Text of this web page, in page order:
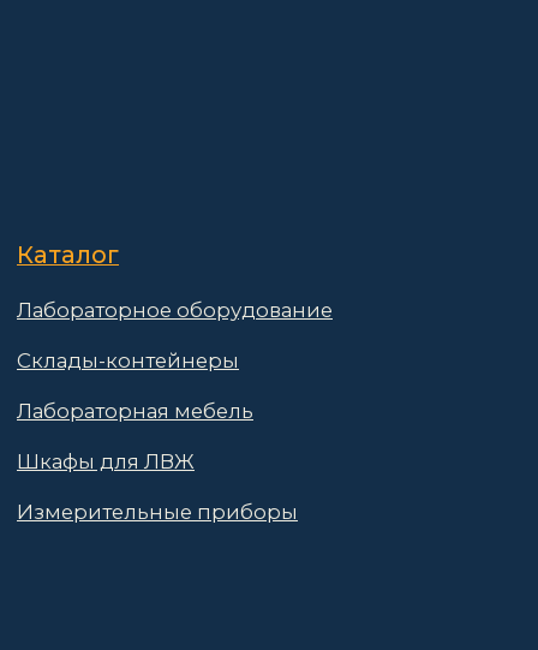
© 2025 АО «Васт Волт» GetProSite